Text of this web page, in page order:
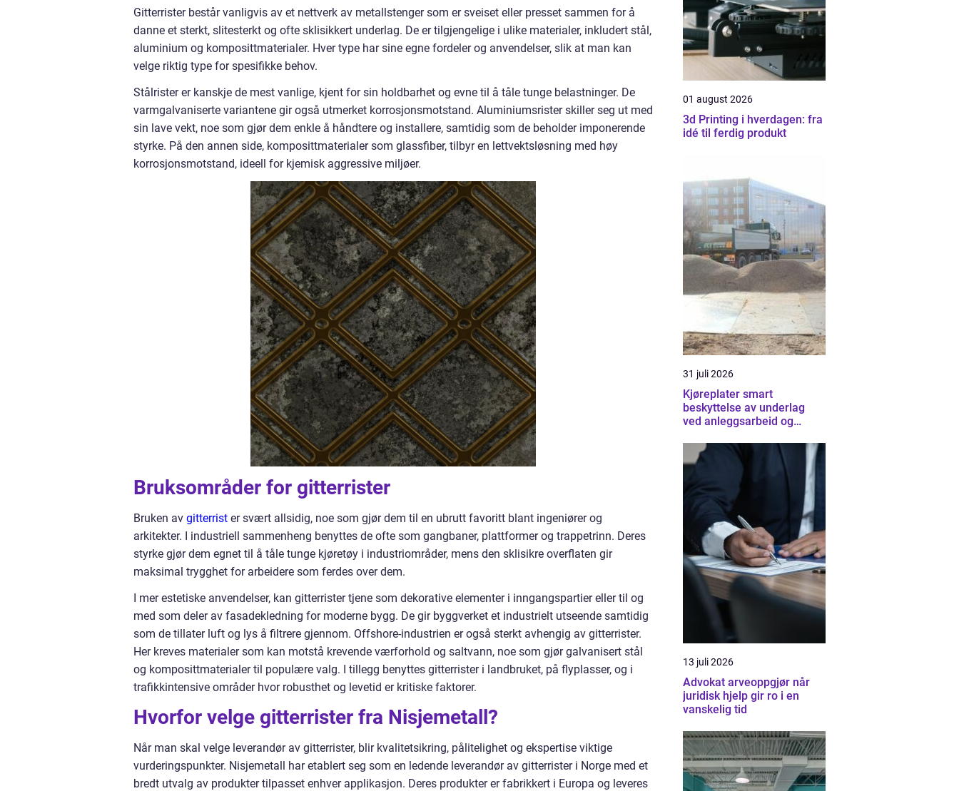
Gitterrister består vanligvis av et nettverk av metallstenger som er sveiset eller presset sammen for å
danne et sterkt, slitesterkt og ofte sklisikkert underlag. De er tilgjengelige i ulike materialer, inkludert stål,
aluminium og komposittmaterialer. Hver type har sine egne fordeler og anvendelser, slik at man kan
velge riktig type for spesifikke behov.
Stålrister er kanskje de mest vanlige, kjent for sin holdbarhet og evne til å tåle tunge belastninger. De
varmgalvaniserte variantene gir også utmerket korrosjonsmotstand. Aluminiumsrister skiller seg ut med
sin lave vekt, noe som gjør dem enkle å håndtere og installere, samtidig som de beholder imponerende
styrke. På den annen side, komposittmaterialer som glassfiber, tilbyr en lettvektsløsning med høy
korrosjonsmotstand, ideell for kjemisk aggressive miljøer.
Bruksområder for gitterrister
Bruken av gitterrist er svært allsidig, noe som gjør dem til en ubrutt favoritt blant ingeniører og
arkitekter. I industriell sammenheng benyttes de ofte som gangbaner, plattformer og trappetrinn. Deres
styrke gjør dem egnet til å tåle tunge kjøretøy i industriområder, mens den sklisikre overflaten gir
maksimal trygghet for arbeidere som ferdes over dem.
I mer estetiske anvendelser, kan gitterrister tjene som dekorative elementer i inngangspartier eller til og
med som deler av fasadekledning for moderne bygg. De gir byggverket et industrielt utseende samtidig
som de tillater luft og lys å filtrere gjennom. Offshore-industrien er også sterkt avhengig av gitterrister.
Her kreves materialer som kan motstå krevende værforhold og saltvann, noe som gjør galvanisert stål
og komposittmaterialer til populære valg. I tillegg benyttes gitterrister i landbruket, på flyplasser, og i
trafikkintensive områder hvor robusthet og levetid er kritiske faktorer.
Hvorfor velge gitterrister fra Nisjemetall?
Når man skal velge leverandør av gitterrister, blir kvalitetsikring, pålitelighet og ekspertise viktige
vurderingspunkter. Nisjemetall har etablert seg som en ledende leverandør av gitterrister i Norge med et
bredt utvalg av produkter tilpasset enhver applikasjon. Deres produkter er fabrikkert i Europa og leveres
01 august 2026
3d Printing i hverdagen: fra
idé til ferdig produkt
31 juli 2026
Kjøreplater smart
beskyttelse av underlag
ved anleggsarbeid og
13 juli 2026
Advokat arveoppgjør når
juridisk hjelp gir ro i en
vanskelig tid